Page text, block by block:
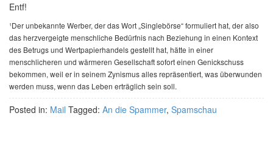
Entf!
¹Der unbekannte Werber, der das Wort „Singlebörse“ formuliert hat, der also
das herzvergeigte menschliche Bedürfnis nach Beziehung in einen Kontext
des Betrugs und Wertpapierhandels gestellt hat, hätte in einer
menschlicheren und wärmeren Gesellschaft sofort einen Genickschuss
bekommen, weil er in seinem Zynismus alles repräsentiert, was überwunden
werden muss, wenn das Leben erträglich sein soll.
Posted in: Mail Tagged: An die Spammer, Spamschau